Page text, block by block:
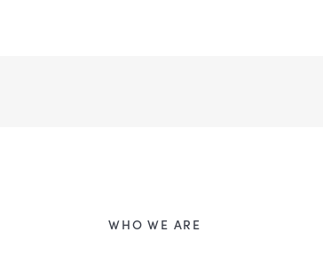
WHO WE ARE